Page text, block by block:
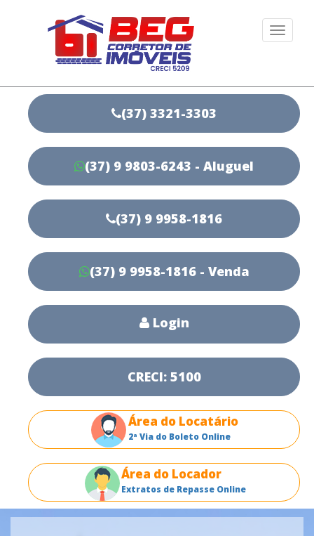
(37) 3321-3303
(37) 9 9803-6243 - Aluguel
(37) 9 9958-1816
(37) 9 9958-1816 - Venda
Login
CRECI: 5100
Área do Locatário
2ª Via do Boleto Online
Área do Locador
Extratos de Repasse Online